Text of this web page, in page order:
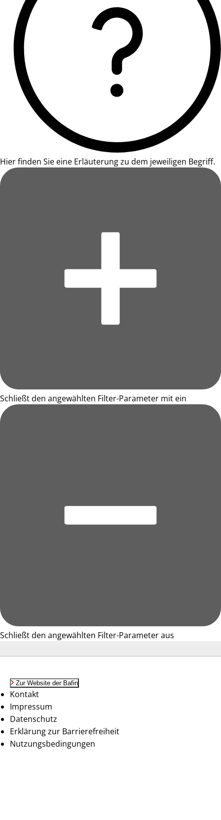
Hier finden Sie eine Erläuterung zu dem jeweiligen Begriff.
Schließt den angewählten Filter-Parameter mit ein
Schließt den angewählten Filter-Parameter aus
Zur Website der Bafin
Kontakt
Impressum
Datenschutz
Erklärung zur Barrierefreiheit
Nutzungsbedingungen